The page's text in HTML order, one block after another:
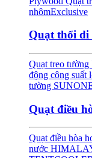
nhômExclusive
Quạt thổi
Quạt treo tường
động công suất
tường SUNON
Quạt điều
Quạt điều hòa
nước